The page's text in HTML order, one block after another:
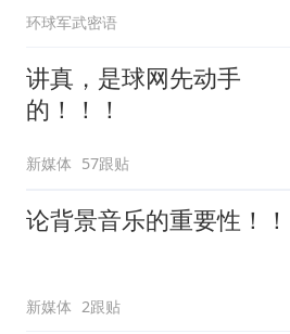
环球军武密语
讲真，是球网先动手
的！！！
新媒体 57跟贴
论背景音乐的重要性！！
新媒体 2跟贴